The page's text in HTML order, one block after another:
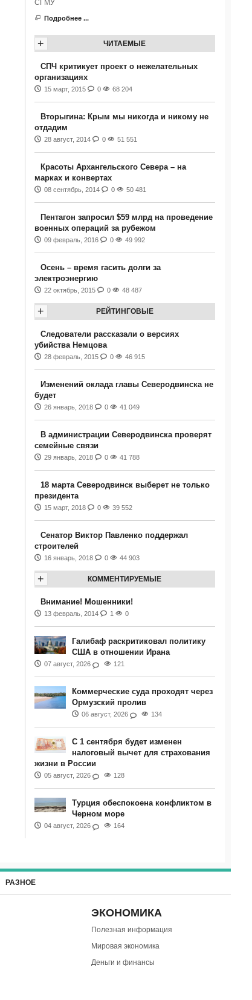
СГМУ
Подробнее ...
ЧИТАЕМЫЕ
+
СПЧ критикует проект о нежелательных
организациях
15 март, 2015 0 68 204
Вторыгина: Крым мы никогда и никому не
отдадим
28 август, 2014 0 51 551
Красоты Архангельского Севера – на
марках и конвертах
08 сентябрь, 2014 0 50 481
Пентагон запросил $59 млрд на проведение
военных операций за рубежом
09 февраль, 2016 0 49 992
Осень – время гасить долги за
электроэнергию
22 октябрь, 2015 0 48 487
РЕЙТИНГОВЫЕ
+
Следователи рассказали о версиях
убийства Немцова
28 февраль, 2015 0 46 915
Изменений оклада главы Северодвинска не
будет
26 январь, 2018 0 41 049
В администрации Северодвинска проверят
семейные связи
29 январь, 2018 0 41 788
18 марта Северодвинск выберет не только
президента
15 март, 2018 0 39 552
Сенатор Виктор Павленко поддержал
строителей
16 январь, 2018 0 44 903
КОММЕНТИРУЕМЫЕ
+
Внимание! Мошенники!
13 февраль, 2014 1 0
Галибаф раскритиковал политику
США в отношении Ирана
07 август, 2026 121
Коммерческие суда проходят через
Ормузский пролив
06 август, 2026 134
С 1 сентября будет изменен
налоговый вычет для страхования
жизни в России
05 август, 2026 128
Турция обеспокоена конфликтом в
Черном море
04 август, 2026 164
РАЗНОЕ
ЭКОНОМИКА
Полезная информация
Мировая экономика
Деньги и финансы